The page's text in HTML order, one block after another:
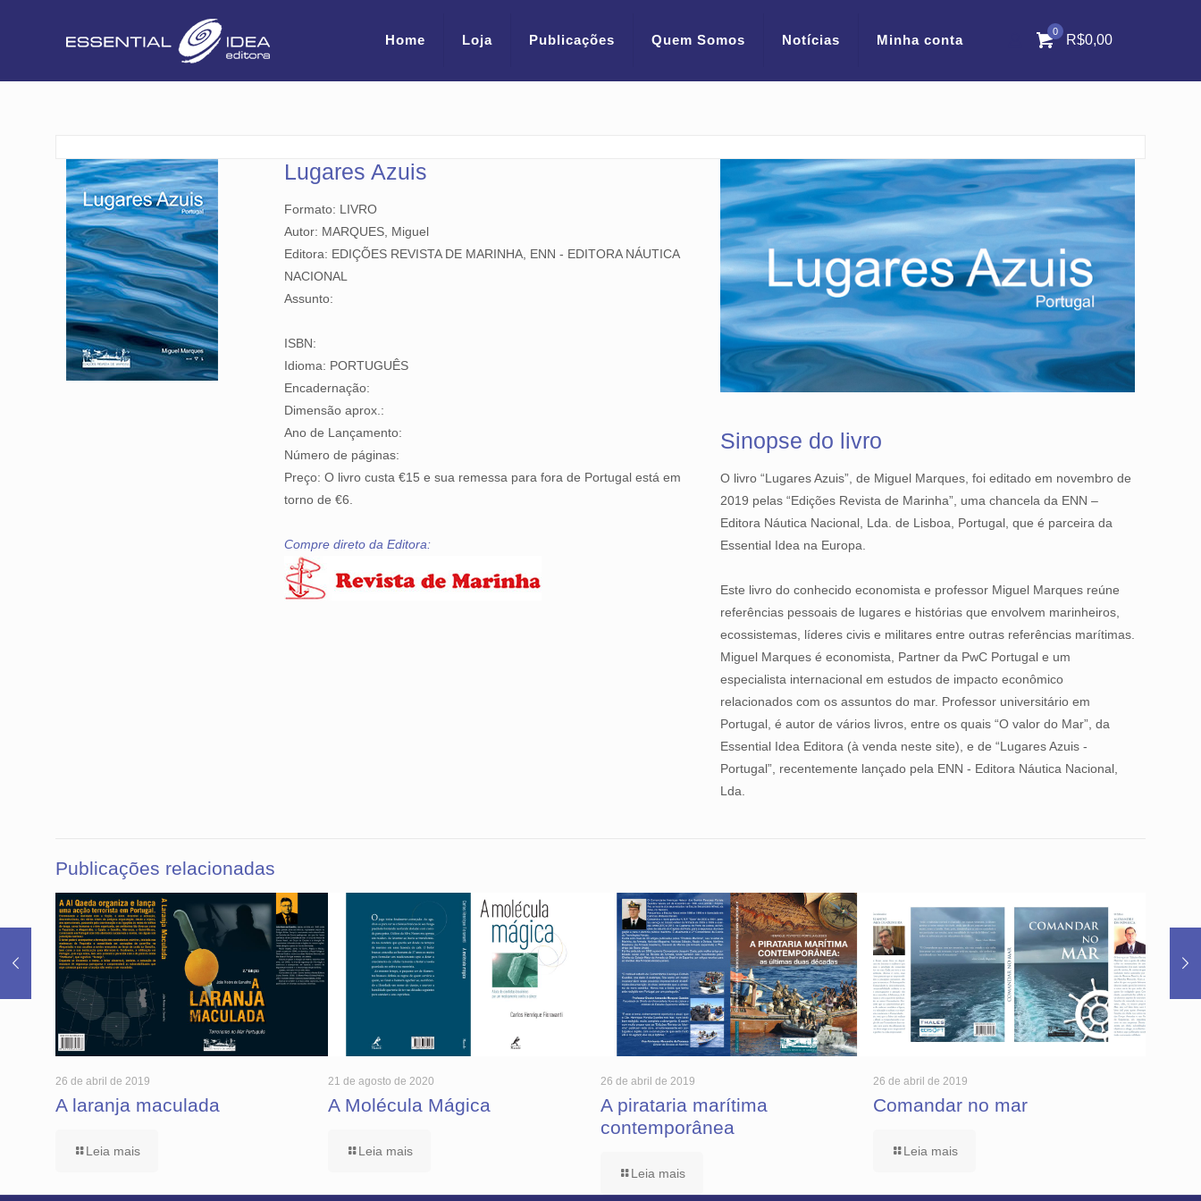
Home Loja Publicações Quem Somos Notícias Minha conta
0
R$0,00
Lugares Azuis
Formato: LIVRO
Autor: MARQUES, Miguel
Editora: EDIÇÕES REVISTA DE MARINHA, ENN - EDITORA NÁUTICA
NACIONAL
Assunto:
ISBN:
Idioma: PORTUGUÊS
Encadernação:
Dimensão aprox.:
Ano de Lançamento:
Número de páginas:
Preço: O livro custa €15 e sua remessa para fora de Portugal está em
torno de €6.
Compre direto da Editora:
Sinopse do livro
O livro “Lugares Azuis”, de Miguel Marques, foi editado em novembro de
2019 pelas “Edições Revista de Marinha”, uma chancela da ENN –
Editora Náutica Nacional, Lda. de Lisboa, Portugal, que é parceira da
Essential Idea na Europa.
Este livro do conhecido economista e professor Miguel Marques reúne
referências pessoais de lugares e histórias que envolvem marinheiros,
ecossistemas, líderes civis e militares entre outras referências marítimas.
Miguel Marques é economista, Partner da PwC Portugal e um
especialista internacional em estudos de impacto econômico
relacionados com os assuntos do mar. Professor universitário em
Portugal, é autor de vários livros, entre os quais “O valor do Mar”, da
Essential Idea Editora (à venda neste site), e de “Lugares Azuis -
Portugal”, recentemente lançado pela ENN - Editora Náutica Nacional,
Lda.
Publicações relacionadas
26 de abril de 2019
A laranja maculada
Leia mais
21 de agosto de 2020
A Molécula Mágica
Leia mais
26 de abril de 2019
A pirataria marítima
contemporânea
Leia mais
26 de abril de 2019
Comandar no mar
Leia mais